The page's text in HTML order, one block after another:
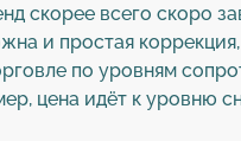
скорее всего скоро
и простая
по уровням
цена идёт к уровню